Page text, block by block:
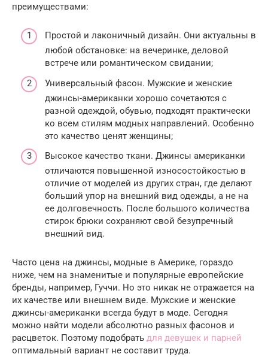
преимуществами:
Простой и лаконичный дизайн. Они актуальны в
любой обстановке: на вечеринке, деловой
встрече или романтическом свидании;
Универсальный фасон. Мужские и женские
джинсы-американки хорошо сочетаются с
разной одеждой, обувью, подходят практически
ко всем стилям модных направлений. Особенно
это качество ценят женщины;
Высокое качество ткани. Джинсы американки
отличаются повышенной износостойкостью в
отличие от моделей из других стран, где делают
больший упор на внешний вид одежды, а не на
ее долговечность. После большого количества
стирок брюки сохраняют свой безупречный
внешний вид.
Часто цена на джинсы, модные в Америке, гораздо
ниже, чем на знаменитые и популярные европейские
бренды, например, Гуччи. Но это никак не отражается на
их качестве или внешнем виде. Мужские и женские
джинсы-американки всегда будут в моде. Сегодня
можно найти модели абсолютно разных фасонов и
расцветок. Поэтому подобрать для девушек и парней
оптимальный вариант не составит труда.